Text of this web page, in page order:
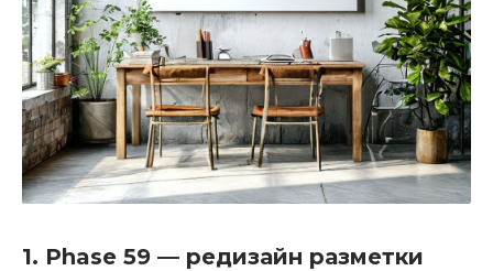
1. Phase 59 — редизайн разметки